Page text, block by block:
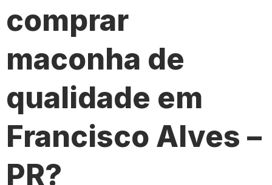
comprar
maconha de
qualidade em
Francisco Alves –
PR?